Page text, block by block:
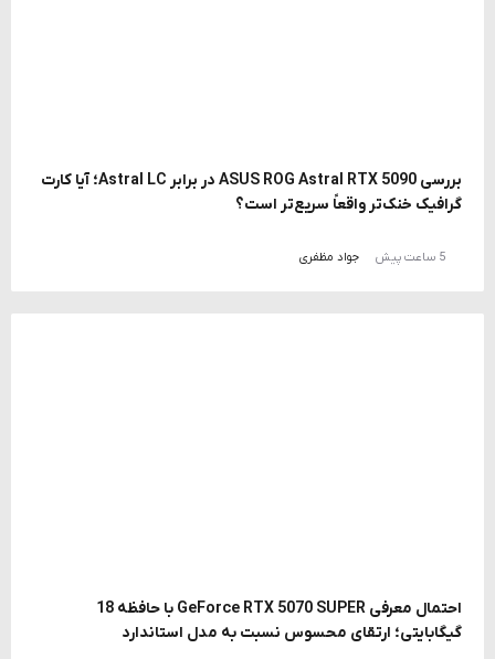
بررسی ASUS ROG Astral RTX 5090 در برابر Astral LC؛ آیا کارت
گرافیک خنک‌تر واقعاً سریع‌تر است؟
5 ساعت پیش جواد مظفری
احتمال معرفی GeForce RTX 5070 SUPER با حافظه 18
گیگابایتی؛ ارتقای محسوس نسبت به مدل استاندارد